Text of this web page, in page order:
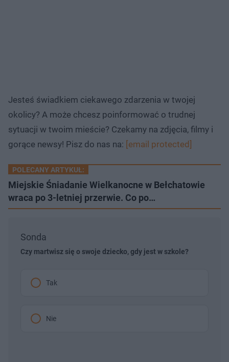
Jesteś świadkiem ciekawego zdarzenia w twojej
okolicy? A może chcesz poinformować o trudnej
sytuacji w twoim mieście? Czekamy na zdjęcia, filmy i
gorące newsy! Pisz do nas na: [email protected]
POLECANY ARTYKUŁ:
Miejskie Śniadanie Wielkanocne w Bełchatowie
wraca po 3-letniej przerwie. Co po…
Sonda
Czy martwisz się o swoje dziecko, gdy jest w szkole?
Tak
Nie